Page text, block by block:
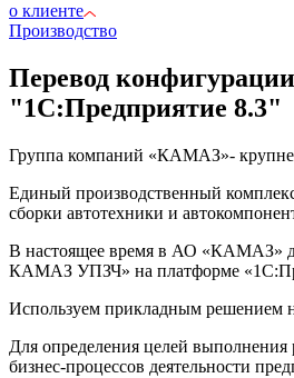
о клиенте
Производство
Перевод
"1С:Предприятие 8.3"
Группа компаний «КАМАЗ»-
Единый производственный
сборки автотехники и
В настоящее время в АО «КАМАЗ»
КАМАЗ УПЗЧ» на платформе
Используем прикладным решением
Для определения целей
бизнес-процессов деятельности